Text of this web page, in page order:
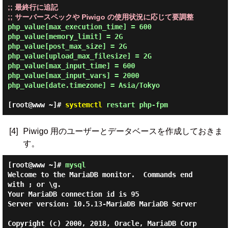
;; 最終行に追記
;; サーバースペックや Piwigo の使用状況に応じて要調整
php_value[max_execution_time] = 600
php_value[memory_limit] = 2G
php_value[post_max_size] = 2G
php_value[upload_max_filesize] = 2G
php_value[max_input_time] = 600
php_value[max_input_vars] = 2000
php_value[date.timezone] = Asia/Tokyo
[root@www ~]# systemctl restart php-fpm
[4]
Piwigo 用のユーザーとデータベースを作成しておきま
す。
[root@www ~]# mysql
Welcome to the MariaDB monitor.  Commands end
with ; or \g.
Your MariaDB connection id is 95
Server version: 10.5.13-MariaDB MariaDB Server
Copyright (c) 2000, 2018, Oracle, MariaDB Corp